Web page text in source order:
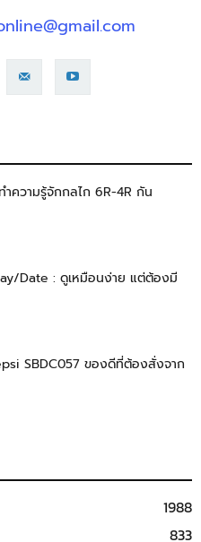
ความรู้จักกลไก 6R-4R กัน
Date : ดูเหมือนง่าย แต่ต้องมี
SBDC057 ของดีที่ต้องสั่งจาก
1988
833